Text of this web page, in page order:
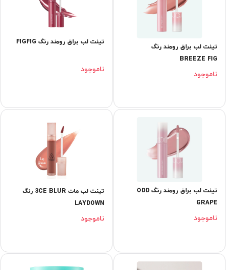
تینت لب براق رومند رنگ
BREEZE FIG
ناموجود
تینت لب براق رومند رنگ FIGFIG
ناموجود
تینت لب براق رومند رنگ ODD
GRAPE
ناموجود
تینت لب مات 3CE BLUR رنگ
LAYDOWN
ناموجود